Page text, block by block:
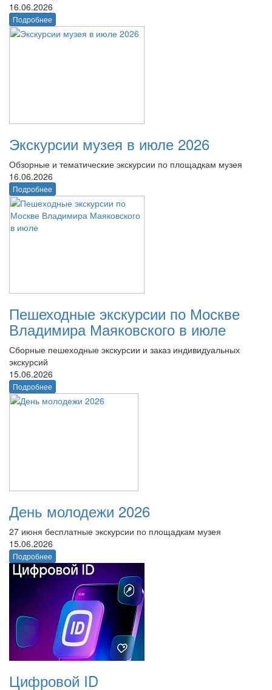
16.06.2026
Подробнее
Экскурсии музея в июле 2026
Обзорные и тематические экскурсии по площадкам музея
16.06.2026
Подробнее
Пешеходные экскурсии по Москве
Владимира Маяковского в июле
Сборные пешеходные экскурсии и заказ индивидуальных
экскурсий
15.06.2026
Подробнее
День молодежи 2026
27 июня бесплатные экскурсии по площадкам музея
15.06.2026
Подробнее
Цифровой ID